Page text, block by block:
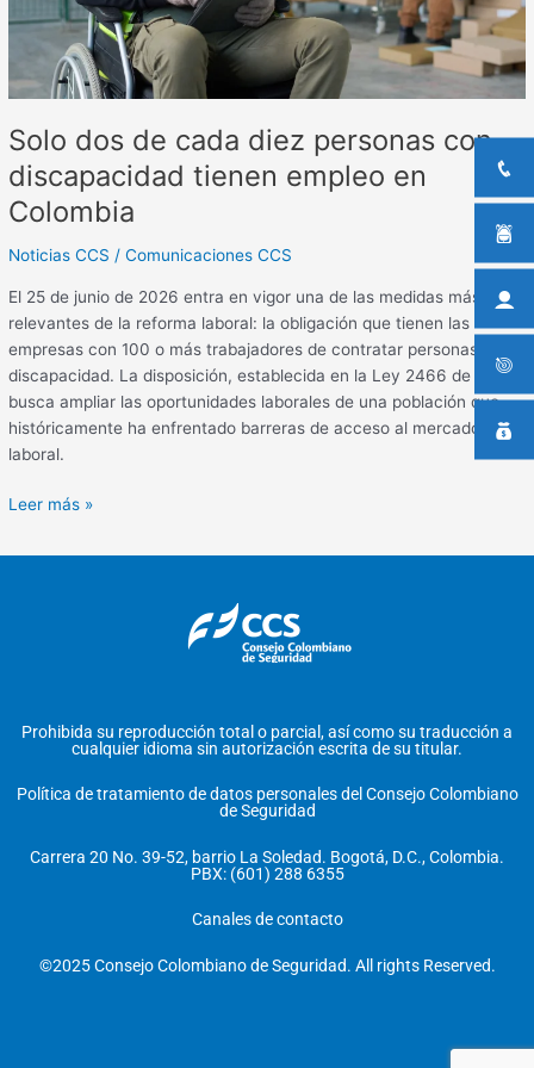
Solo dos de cada diez personas con
discapacidad tienen empleo en
Colombia
Noticias CCS /Comunicaciones CCS
El 25 de junio de 2026 entra en vigor una de las medidas más
relevantes de la reforma laboral: la obligación que tienen las
empresas con 100 o más trabajadores de contratar personas con
discapacidad. La disposición, establecida en la Ley 2466 de 2025,
busca ampliar las oportunidades laborales de una población que
históricamente ha enfrentado barreras de acceso al mercado
laboral.
tienen
empleo
en
Leer más »
Prohibida su reproducción total o parcial, así como su traducción a
cualquier idioma sin autorización escrita de su titular.
Política de tratamiento de datos personales del Consejo Colombiano
de Seguridad
Carrera 20 No. 39-52, barrio La Soledad. Bogotá, D.C., Colombia.
PBX: (601) 288 6355
Canales de contacto
©2025 Consejo Colombiano de Seguridad. All rights Reserved.